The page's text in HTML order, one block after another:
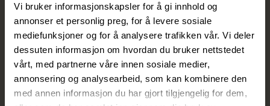
Vi bruker informasjonskapsler for å gi innhold og
annonser et personlig preg, for å levere sosiale
mediefunksjoner og for å analysere trafikken vår. Vi deler
dessuten informasjon om hvordan du bruker nettstedet
vårt, med partnerne våre innen sosiale medier,
annonsering og analysearbeid, som kan kombinere den
med annen informasjon du har gjort tilgjengelig for dem,
SERVERING: Alle båtene har kafe/restaurant om bord. Du
kan bestille dagens lunsj ved billettbestilling, men du kan
også kjøpe valgfri lunsj om bord uten forhåndsbestilling.
Periode